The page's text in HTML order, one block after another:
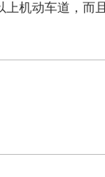
机动车道，而